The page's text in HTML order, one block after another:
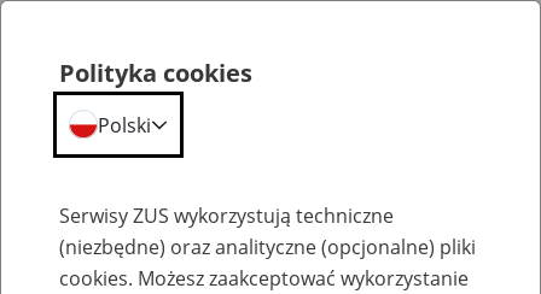
Poradniki
Polityka cookies
Polski
Serwisy ZUS wykorzystują techniczne
(niezbędne) oraz analityczne (opcjonalne) pliki
cookies. Możesz zaakceptować wykorzystanie